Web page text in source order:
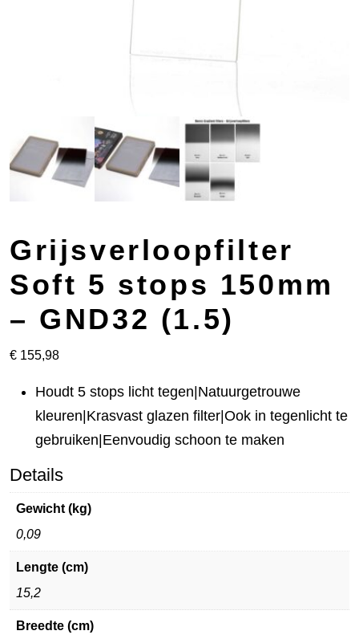
Grijsverloopfilter
Soft 5 stops 150mm
– GND32 (1.5)
€ 155,98
Houdt 5 stops licht tegen|Natuurgetrouwe
kleuren|Krasvast glazen filter|Ook in tegenlicht te
gebruiken|Eenvoudig schoon te maken
Details
Gewicht (kg)
0,09
Lengte (cm)
15,2
Breedte (cm)